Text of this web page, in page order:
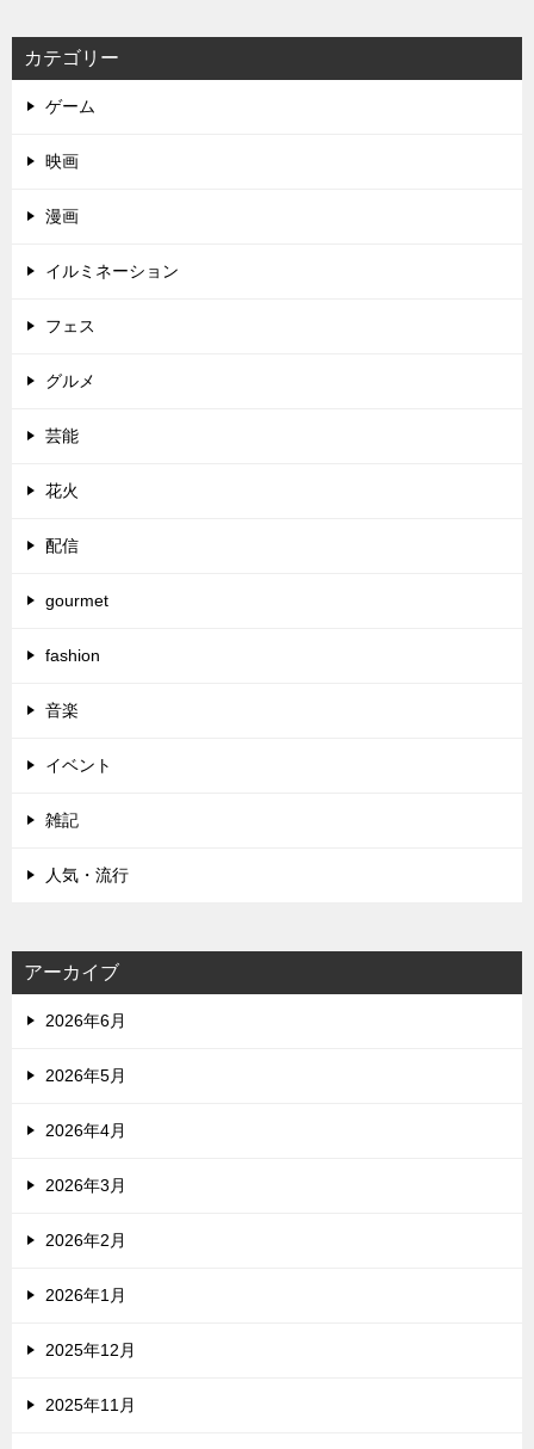
カテゴリー
ゲーム
映画
漫画
イルミネーション
フェス
グルメ
芸能
花火
配信
gourmet
fashion
音楽
イベント
雑記
人気・流行
アーカイブ
2026年6月
2026年5月
2026年4月
2026年3月
2026年2月
2026年1月
2025年12月
2025年11月